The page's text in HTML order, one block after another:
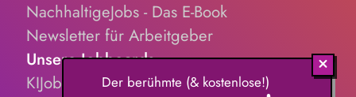
NachhaltigeJobs - Das E-Book
Newsletter für Arbeitgeber
Unsere Jobboards
KIJobs.de
Der berühmte (& kostenlose!)